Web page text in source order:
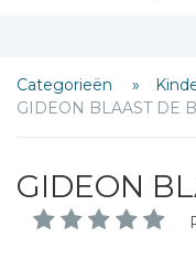
Categorieën
GIDEON BLAAST DE
GIDEON